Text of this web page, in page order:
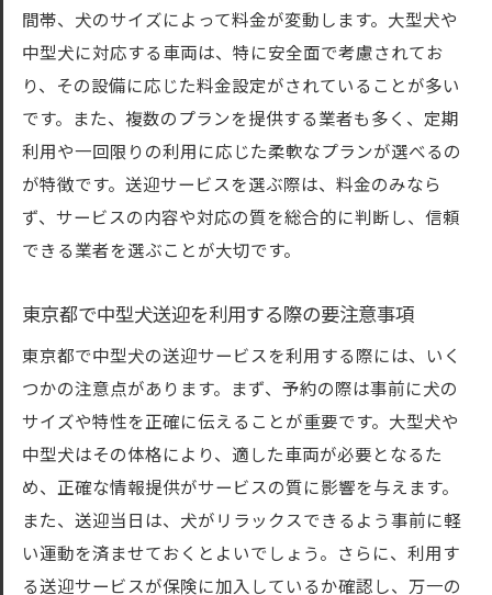
間帯、犬のサイズによって料金が変動します。大型犬や
中型犬に対応する車両は、特に安全面で考慮されてお
り、その設備に応じた料金設定がされていることが多い
です。また、複数のプランを提供する業者も多く、定期
利用や一回限りの利用に応じた柔軟なプランが選べるの
が特徴です。送迎サービスを選ぶ際は、料金のみなら
ず、サービスの内容や対応の質を総合的に判断し、信頼
できる業者を選ぶことが大切です。
東京都で中型犬送迎を利用する際の要注意事項
東京都で中型犬の送迎サービスを利用する際には、いく
つかの注意点があります。まず、予約の際は事前に犬の
サイズや特性を正確に伝えることが重要です。大型犬や
中型犬はその体格により、適した車両が必要となるた
め、正確な情報提供がサービスの質に影響を与えます。
また、送迎当日は、犬がリラックスできるよう事前に軽
い運動を済ませておくとよいでしょう。さらに、利用す
る送迎サービスが保険に加入しているか確認し、万一の